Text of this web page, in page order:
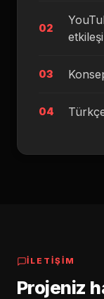
02
03
04
İLETİŞİM
Projeniz